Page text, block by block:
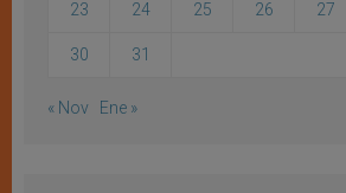
23 24 25 26 27
30 31
« Nov Ene »